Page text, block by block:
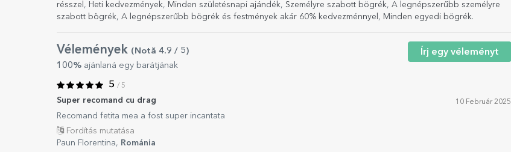
résszel , Heti kedvezmények, Minden születésnapi ajándék, Személyre szabott bögrék, A legnépszerűbb személyre
szabott bögrék, A legnépszerűbb bögrék és festmények akár 60% kedvezménnyel , Minden egyedi bögrék.
Vélemények (Notă 4.9 / 5)
100% ajánlaná egy barátjának
Írj egy véleményt
5 / 5
Super recomand cu drag 10 Február 2025
Recomand fetita mea a fost super incantata
Fordítás mutatása
Paun Florentina, Románia